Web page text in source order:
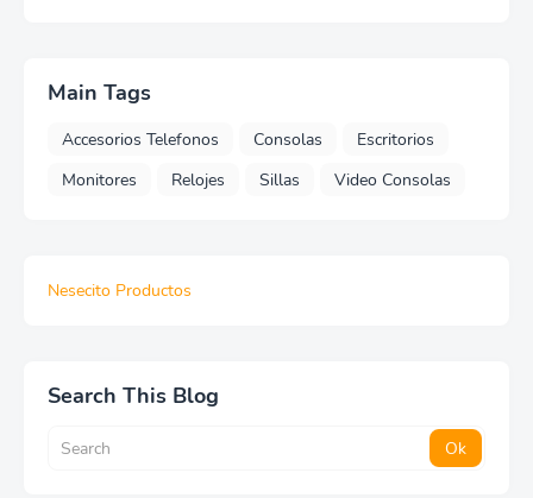
Main Tags
Accesorios Telefonos Consolas
Escritorios
Monitores
Relojes Sillas Video Consolas
Nesecito Productos
Search This Blog